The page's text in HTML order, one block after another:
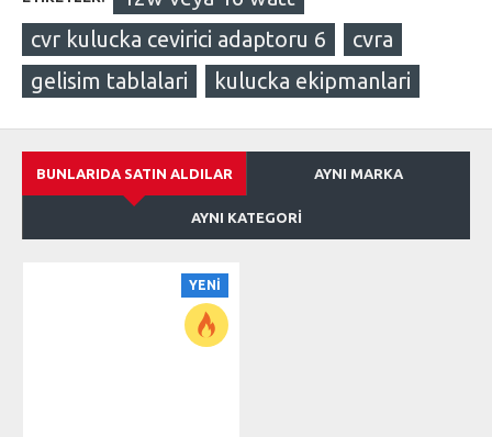
cvr kulucka cevirici adaptoru 6
cvra
gelisim tablalari
kulucka ekipmanlari
BUNLARIDA SATIN ALDILAR AYNI MARKA
AYNI KATEGORI
YENI